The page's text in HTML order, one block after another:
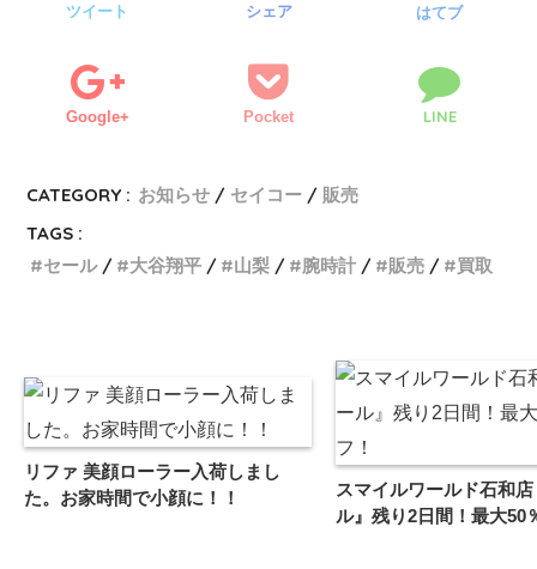
ツイート シェア はてブ
Google+ Pocket LINE
CATEGORY : お知らせ セイコー
販売
TAGS :
セール
大谷翔平 山梨 腕時計 販売 買取
リファ 美顔ローラー入荷しまし
た。お家時間で小顔に！！
スマイルワールド石和
ル』残り2日間！最大50